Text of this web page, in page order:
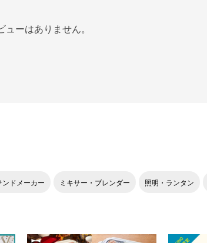
ューはありません。
ンドメーカー ミキサー・ブレンダー 照明・ランタン